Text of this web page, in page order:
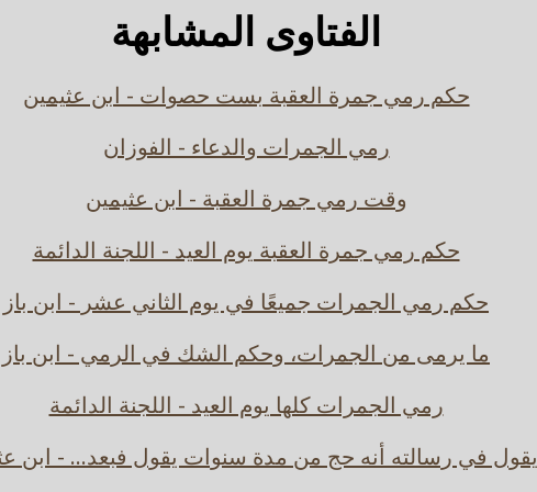
الفتاوى المشابهة
حكم رمي جمرة العقبة بست حصوات - ابن عثيمين
رمي الجمرات والدعاء - الفوزان
وقت رمي جمرة العقبة - ابن عثيمين
حكم رمي جمرة العقبة يوم العيد - اللجنة الدائمة
حكم رمي الجمرات جميعًا في يوم الثاني عشر - ابن باز
ما يرمى من الجمرات، وحكم الشك في الرمي - ابن باز
رمي الجمرات كلها يوم العيد - اللجنة الدائمة
يقول في رسالته أنه حج من مدة سنوات يقول فبعد... - ابن